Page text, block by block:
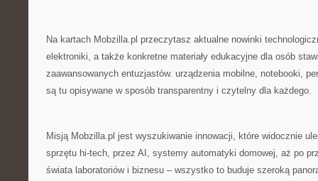
Na kartach Mobzilla.pl przeczytasz aktualne nowinki
elektroniki, a także konkretne materiały edukacyjne dla osób
zaawansowanych entuzjastów. urządzenia mobilne, notebooki,
są tu opisywane w sposób transparentny i czytelny dla każdego.
Misją Mobzilla.pl jest wyszukiwanie innowacji, które widocznie
sprzętu hi-tech, przez AI, systemy automatyki domowej, aż po
świata laboratoriów i biznesu – wszystko to buduje szeroką